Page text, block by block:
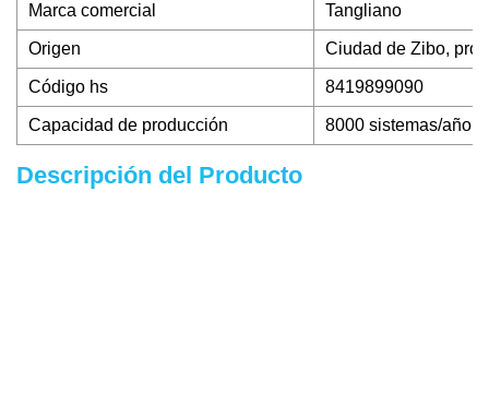
Marca comercial Tangliano
Origen Ciudad de Zibo,
Código hs 8419899090
Capacidad de producción 8000 sistemas/año
Descripción del Producto